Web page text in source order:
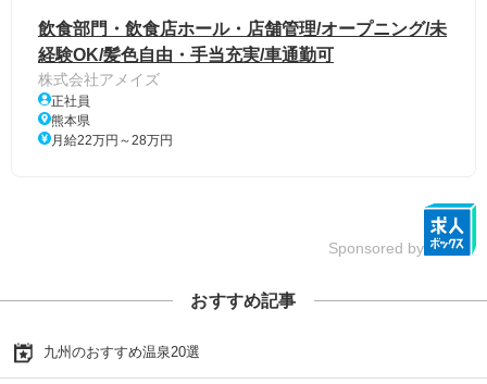
飲食部門・飲食店ホール・店舗管理/オープニング/未
経験OK/髪色自由・手当充実/車通勤可
株式会社アメイズ
正社員
熊本県
月給22万円～28万円
Sponsored by
おすすめ記事
九州のおすすめ温泉20選